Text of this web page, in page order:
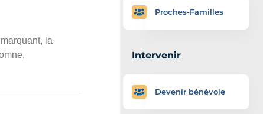
la
Proches-Familles
Intervenir
Devenir bénévole